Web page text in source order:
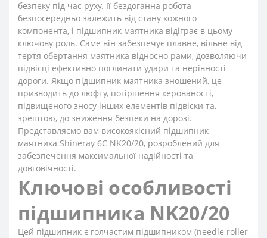
безпеку під час руху. Її бездоганна робота
безпосередньо залежить від стану кожного
компонента, і підшипник маятника відіграє в цьому
ключову роль. Саме він забезпечує плавне, вільне від
тертя обертання маятника відносно рами, дозволяючи
підвісці ефективно поглинати удари та нерівності
дороги. Якщо підшипник маятника зношений, це
призводить до люфту, погіршення керованості,
підвищеного зносу інших елементів підвіски та,
зрештою, до зниження безпеки на дорозі.
Представляємо вам високоякісний підшипник
маятника Shineray 6C NK20/20, розроблений для
забезпечення максимальної надійності та
довговічності.
Ключові особливості
підшипника NK20/20
Цей підшипник є голчастим підшипником (needle roller